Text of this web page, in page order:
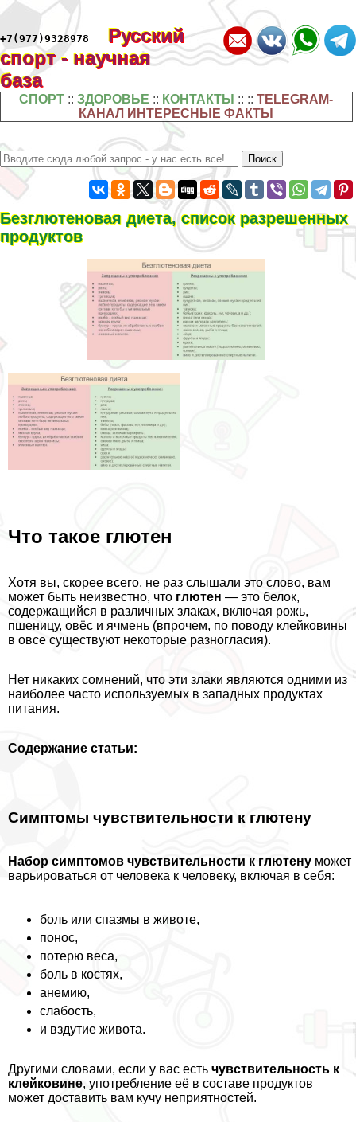
+7(977)9328978
Русский
спорт - научная
база
СПОРТ ::ЗДОРОВЬЕ :: КОНТАКТЫ :: ::TELEGRAM-
КАНАЛ ИНТЕРЕСНЫЕ ФАКТЫ
Безглютеновая диета, список разрешенных
продуктов
Что такое глютен
Хотя вы, скорее всего, не раз слышали это слово, вам
может быть неизвестно, что глютен — это белок,
содержащийся в различных злаках, включая рожь,
пшеницу, овёс и ячмень (впрочем, по поводу клейковины
в овсе существуют некоторые разногласия).
Нет никаких сомнений, что эти злаки являются одними из
наиболее часто используемых в западных продуктах
питания.
Содержание статьи:
Симптомы чувствительности к глютену
Набор симптомов чувствительности к глютену может
варьироваться от человека к человеку, включая в себя:
боль или спазмы в животе,
понос,
потерю веса,
боль в костях,
анемию,
слабость,
и вздутие живота.
Другими словами, если у вас есть чувствительность к
клейковине, употрeбление её в составе продуктов
может доставить вам кучу неприятностей.